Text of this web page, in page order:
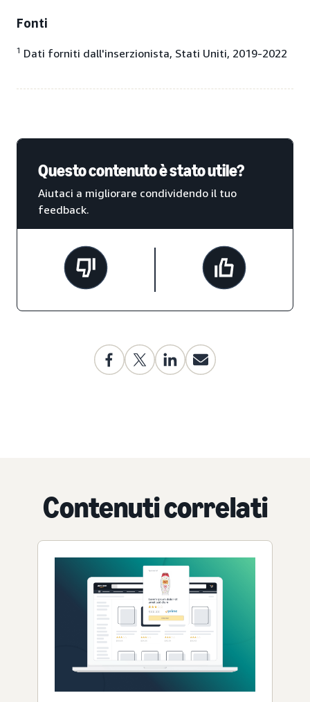
Fonti
1 Dati forniti dall'inserzionista, Stati Uniti, 2019-2022
Questo contenuto è stato utile?
Aiutaci a migliorare condividendo il tuo
feedback.
Contenuti correlati